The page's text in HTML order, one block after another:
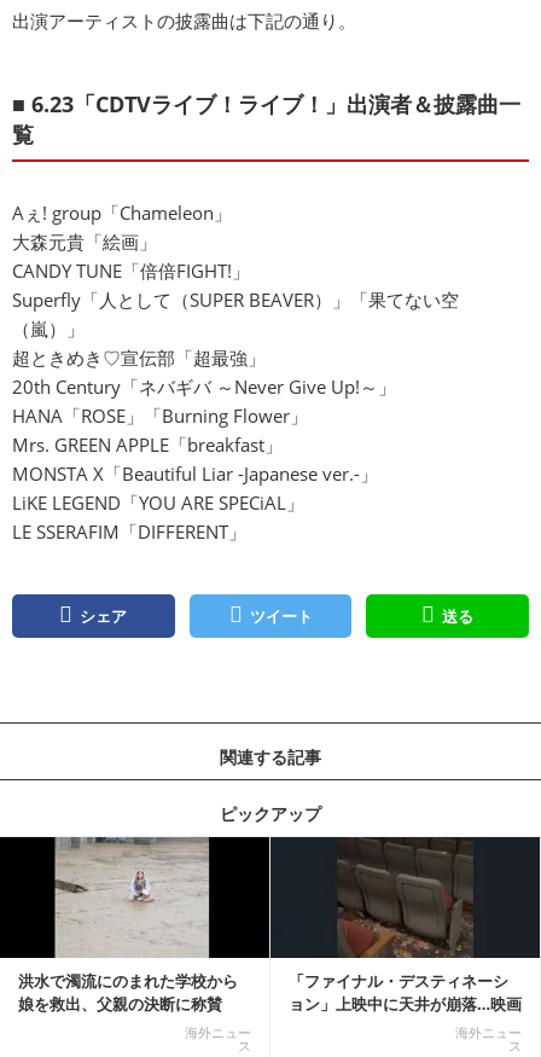
出演アーティストの披露曲は下記の通り。
■ 6.23「CDTVライブ！ライブ！」出演者＆披露曲一
覧
Aぇ! group「Chameleon」
大森元貴「絵画」
CANDY TUNE「倍倍FIGHT!」
Superfly「⼈として（SUPER BEAVER）」「果てない空
（嵐）」
超ときめき♡宣伝部「超最強」
20th Century「ネバギバ ～Never Give Up!～」
HANA「ROSE」「Burning Flower」
Mrs. GREEN APPLE「breakfast」
MONSTA X「Beautiful Liar -Japanese ver.-」
LiKE LEGEND「YOU ARE SPECiAL」
LE SSERAFIM「DIFFERENT」
シェア ツイート 送る
関連する記事
ピックアップ
洪水で濁流にのまれた学校から
娘を救出、父親の決断に称賛
続々 一部では「危険...海外ニュー
ス
「ファイナル・デスティネーシ
ョン」上映中に天井が崩落…映画
海外ニュー
ス
記事を読む